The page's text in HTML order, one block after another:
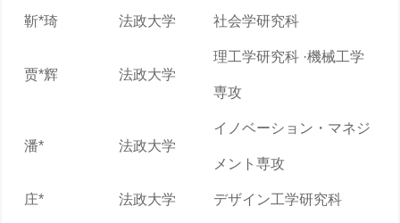
靳*琦 法政大学 社会学研究科
贾*辉 法政大学
理工学研究科 ·機械工学
専攻
潘* 法政大学
イノベーション・マネジ
メント専攻
庄* 法政大学 デザイン工学研究科